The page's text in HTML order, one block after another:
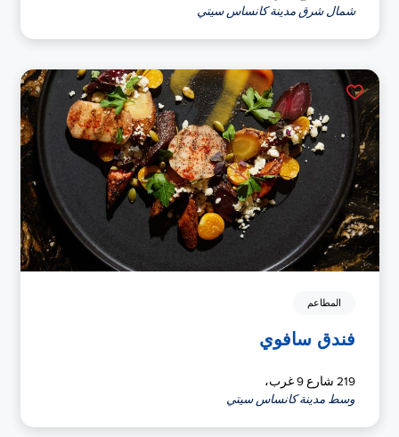
شمال شرق مدينة كانساس سيتي
المطاعم
فندق سافوي
219 شارع 9 غرب،
وسط مدينة كانساس سيتي